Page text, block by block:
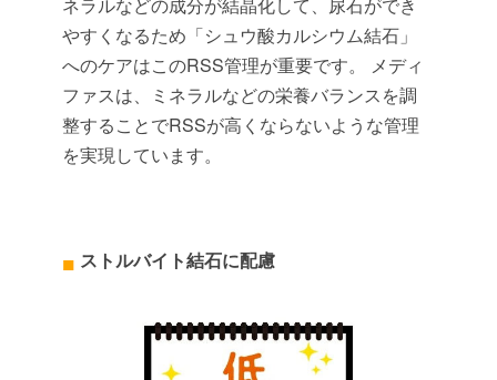
やすくなるため「シュウ酸カルシウム結石」
へのケアはこのRSS管理が重要です。 メディ
ファスは、ミネラルなどの栄養バランスを調
整することでRSSが高くならないような管理
を実現しています。
ストルバイト結石に配慮